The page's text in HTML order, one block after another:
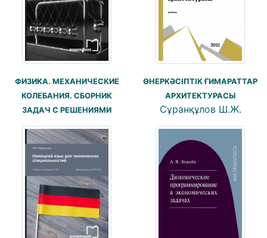
ФИЗИКА. МЕХАНИЧЕСКИЕ
КОЛЕБАНИЯ. СБОРНИК
ЗАДАЧ С РЕШЕНИЯМИ
ӨНЕРКӘСІПТІК ҒИМАРАТТАР
АРХИТЕКТУРАСЫ
Сұранқұлов Ш.Ж.